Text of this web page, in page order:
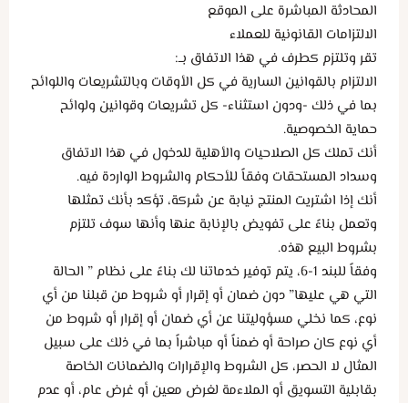
المحادثة المباشرة على الموقع
الالتزامات القانونية للعملاء
تقر وتلتزم كطرف في هذا الاتفاق بــ:
الالتزام بالقوانين السارية في كل الأوقات وبالتشريعات واللوائح
بما في ذلك -ودون استثناء- كل تشريعات وقوانين ولوائح
حماية الخصوصية.
أنك تملك كل الصلاحيات والأهلية للدخول في هذا الاتفاق
وسداد المستحقات وفقاً للأحكام والشروط الواردة فيه.
أنك إذا اشتريت المنتج نيابة عن شركة، تؤكد بأنك تمثلها
وتعمل بناءً على تفويض بالإنابة عنها وأنها سوف تلتزم
بشروط البيع هذه.
وفقاً للبند 1-6، يتم توفير خدماتنا لك بناءً على نظام ” الحالة
التي هي عليها” دون ضمان أو إقرار أو شروط من قبلنا من أي
نوع، كما نخلي مسؤوليتنا عن أي ضمان أو إقرار أو شروط من
أي نوع كان صراحة أو ضمناً أو مباشراً بما في ذلك على سبيل
المثال لا الحصر، كل الشروط والإقرارات والضمانات الخاصة
بقابلية التسويق أو الملاءمة لغرض معين أو غرض عام، أو عدم